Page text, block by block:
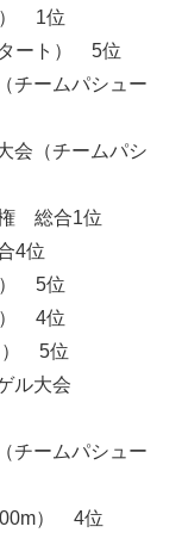
） 1位
ート） 5位
チームパシュー
会（チームパシ
総合1位
4位
） 5位
） 4位
） 5位
ル大会
チームパシュー
） 4位